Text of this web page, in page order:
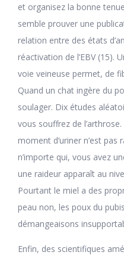
et organisez la bonne
semble prouver une
relation entre des états
réactivation de l’EBV (15).
voie veineuse permet, de
Quand un chat ingère du
soulager. Dix études
vous souffrez de
moment d’uriner n’est
n’importe qui, vous avez
une raideur apparaît au
Pourtant le miel a des
peau non, les poux du
démangeaisons
Enfin, des scientifiques